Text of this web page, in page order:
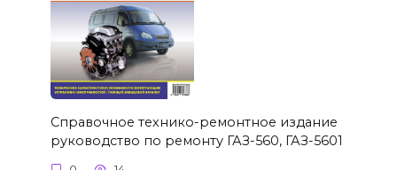
Справочное технико-ремонтное издание
руководство по ремонту ГАЗ-560, ГАЗ-5601